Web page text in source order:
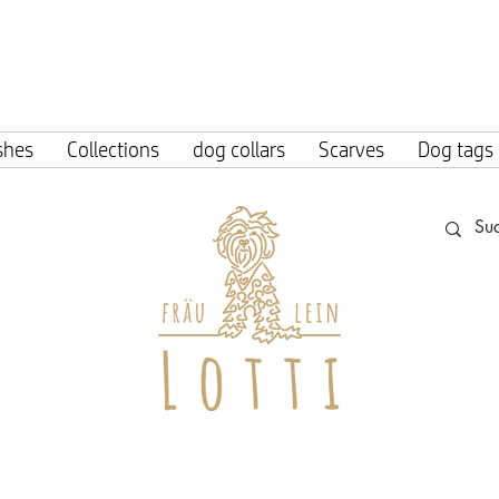
Collections dog collars Scarves Dog tags